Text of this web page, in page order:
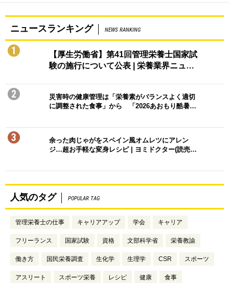
ニュースランキング NEWS RANKING
1
【厚生労働省】第41回管理栄養士国家試
験の施行について公表 | 栄養業界ニュ…
2
災害時の健康管理は「栄養素がバランスよく適切
に調整された食事」から 「2026あおもり酷暑…
3
余った肉じゃがをスペイン風オムレツにアレン
ジ…超お手軽な変身レシピ | ヨミドクター(読売…
人気のタグ POPULAR TAG
管理栄養士の仕事 キャリアアップ 学会 キャリア
フリーランス 国家試験 資格 文部科学省 栄養教諭
働き方 国民栄養調査 生化学 生理学 CSR スポーツ
アスリート スポーツ栄養 レシピ 健康 食事